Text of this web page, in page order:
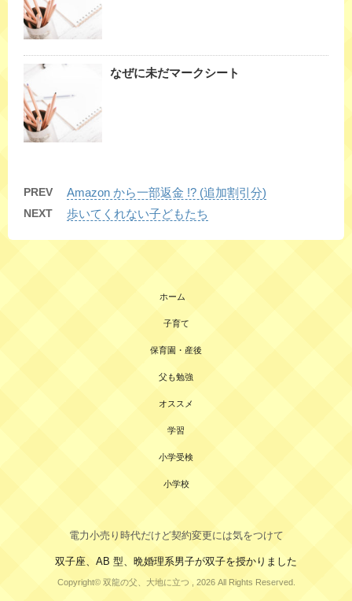
なぜに未だマークシート
PREV Amazon から一部返金 !? (追加割引分)
NEXT 歩いてくれない子どもたち
ホーム
子育て
保育園・産後
父も勉強
オススメ
学習
小学受検
小学校
電力小売り時代だけど契約変更には気をつけて
双子座、AB 型、晩婚理系男子が双子を授かりました
Copyright© 双龍の父、大地に立つ , 2026 All Rights Reserved.